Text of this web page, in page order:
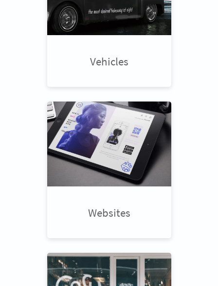
Vehicles
Websites